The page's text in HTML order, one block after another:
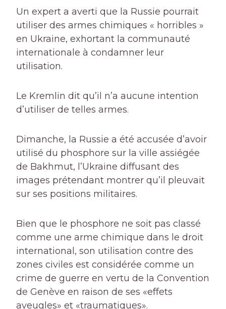
Un expert a averti que la Russie pourrait
utiliser des armes chimiques « horribles »
en Ukraine, exhortant la communauté
internationale à condamner leur
utilisation.
Le Kremlin dit qu’il n’a aucune intention
d’utiliser de telles armes.
Dimanche, la Russie a été accusée d’avoir
utilisé du phosphore sur la ville assiégée
de Bakhmut, l’Ukraine diffusant des
images prétendant montrer qu’il pleuvait
sur ses positions militaires.
Bien que le phosphore ne soit pas classé
comme une arme chimique dans le droit
international, son utilisation contre des
zones civiles est considérée comme un
crime de guerre en vertu de la Convention
de Genève en raison de ses «effets
aveugles» et «traumatiques».